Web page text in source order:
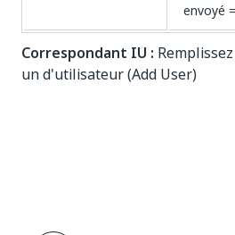
envoyé =
Correspondant IU :
un d'utilisateur (Add User)